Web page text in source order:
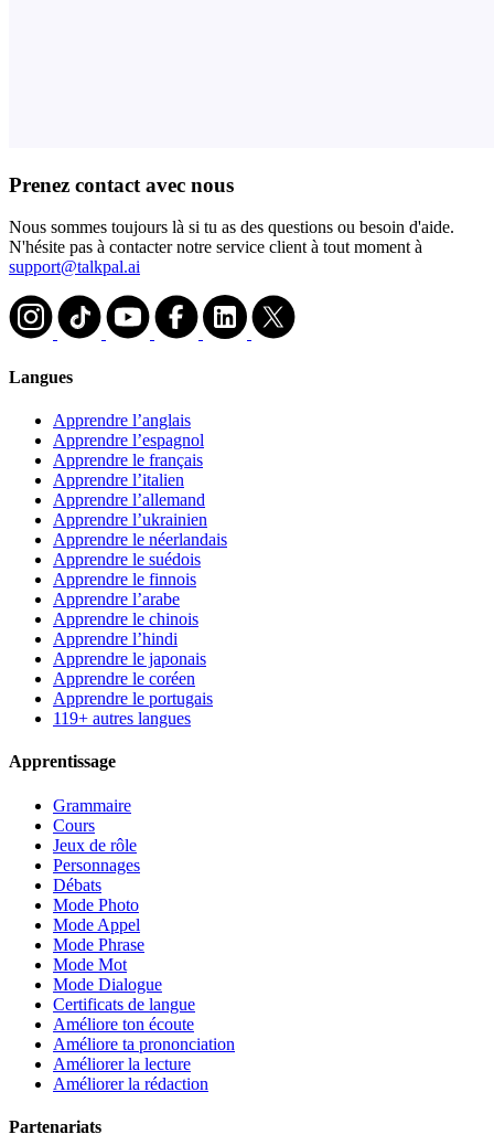
Prenez contact avec nous
Nous sommes toujours là si tu as des questions ou besoin d'aide.
N'hésite pas à contacter notre service client à tout moment à
support@talkpal.ai
Langues
Apprendre l’anglais
Apprendre l’espagnol
Apprendre le français
Apprendre l’italien
Apprendre l’allemand
Apprendre l’ukrainien
Apprendre le néerlandais
Apprendre le suédois
Apprendre le finnois
Apprendre l’arabe
Apprendre le chinois
Apprendre l’hindi
Apprendre le japonais
Apprendre le coréen
Apprendre le portugais
119+ autres langues
Apprentissage
Grammaire
Cours
Jeux de rôle
Personnages
Débats
Mode Photo
Mode Appel
Mode Phrase
Mode Mot
Mode Dialogue
Certificats de langue
Améliore ton écoute
Améliore ta prononciation
Améliorer la lecture
Améliorer la rédaction
Partenariats